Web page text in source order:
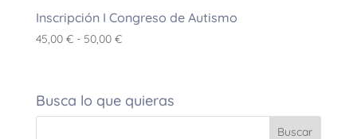
Inscripción I Congreso de Autismo
45,00 € - 50,00 €Rango
desde
45,00 €
Busca lo que quieras